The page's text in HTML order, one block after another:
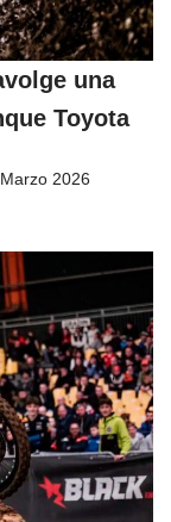
una
Toyota
2026